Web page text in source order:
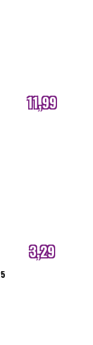
11,99
internetprijs
3,29
internetprijs